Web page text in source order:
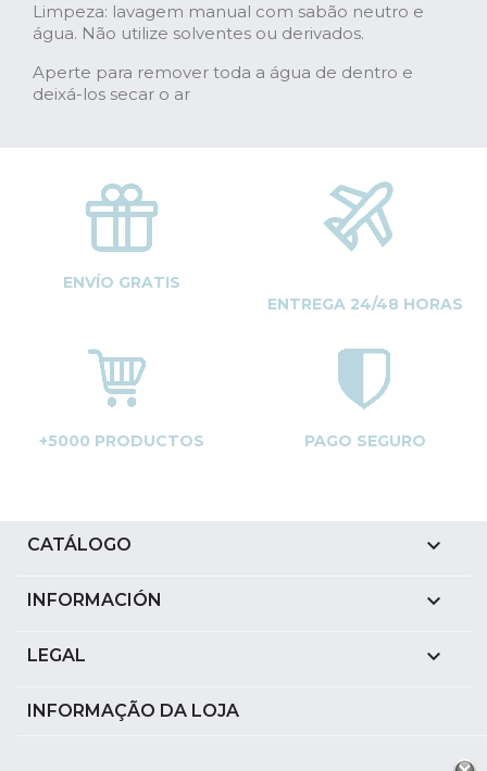
Limpeza: lavagem manual com sabão neutro e
água. Não utilize solventes ou derivados.
Aperte para remover toda a água de dentro e
deixá-los secar o ar
ENVÍO GRATIS
ENTREGA 24/48 HORAS
+5000 PRODUCTOS PAGO SEGURO
CATÁLOGO 
INFORMACIÓN 
LEGAL 
INFORMAÇÃO DA LOJA